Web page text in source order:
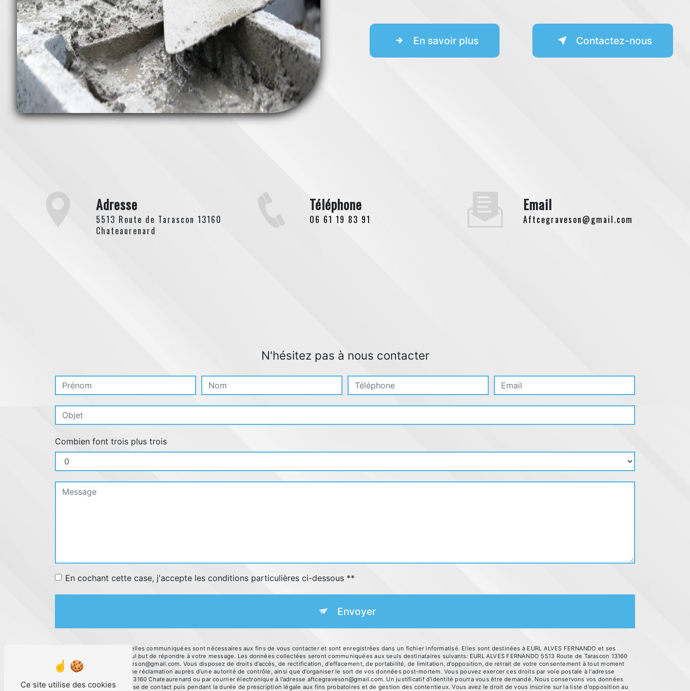
En savoir plus Contactez-nous
Adresse
5513 Route de Tarascon 13160
Chateaurenard
Téléphone
06 61 19 83 91
Email
aftcegraveson@gmail.com
N'hésitez pas à nous contacter
Combien font trois plus trois
En cochant cette case, j'accepte les conditions particulières ci-dessous **
Envoyer
** Les données personnelles communiquées sont nécessaires aux fins de vous contacter et sont enregistrées dans un fichier informatisé. Elles sont destinées à EURL ALVES FERNANDO et ses
sous-traitants dans le seul but de répondre à votre message. Les données collectées seront communiquées aux seuls destinataires suivants: EURL ALVES FERNANDO 5513 Route de Tarascon 13160
Chateaurenard aftcegraveson@gmail.com. Vous disposez de droits d’accès, de rectification, d’effacement, de portabilité, de limitation, d’opposition, de retrait de votre consentement à tout moment
et du droit d’introduire une réclamation auprès d’une autorité de contrôle, ainsi que d’organiser le sort de vos données post-mortem. Vous pouvez exercer ces droits par voie postale à l'adresse
5513 Route de Tarascon 13160 Chateaurenard ou par courrier électronique à l'adresse aftcegraveson@gmail.com. Un justificatif d'identité pourra vous être demandé. Nous conservons vos données
pendant la période de prise de contact puis pendant la durée de prescription légale aux fins probatoires et de gestion des contentieux. Vous avez le droit de vous inscrire sur la liste d'opposition au
Ce site utilise des cookies